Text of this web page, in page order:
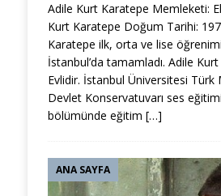
Adile Kurt Karatepe Memleketi:
Kurt Karatepe Doğum Tarihi:
Karatepe ilk, orta ve lise
İstanbul’da tamamladı. Adile
Evlidir. İstanbul Üniversitesi Türk
Devlet Konservatuvarı ses eğitimi
bölümünde eğitim […]
ANA SAYFA